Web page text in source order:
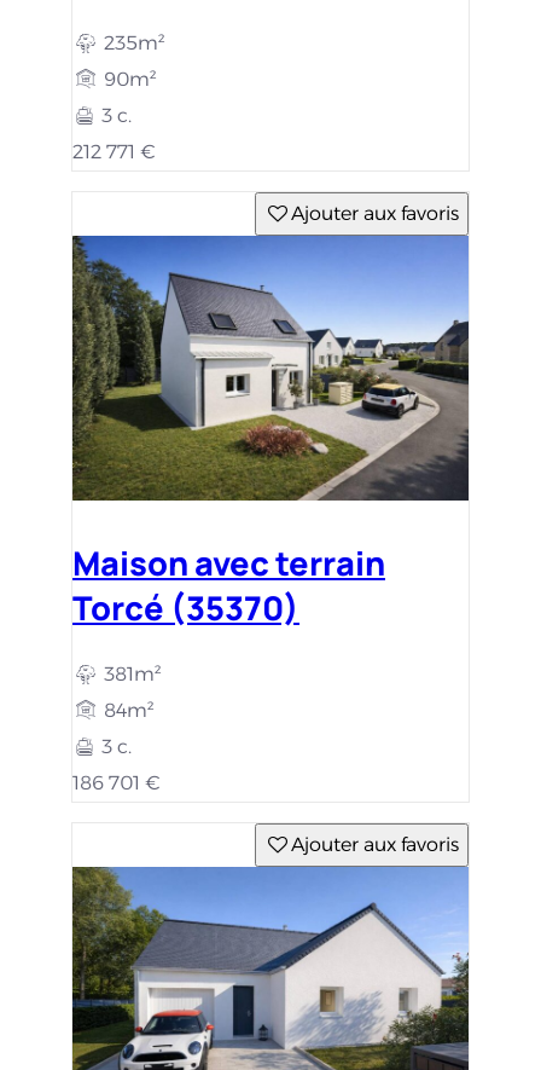
235m²
90m²
3 c.
212 771 €
Ajouter aux favoris
Maison avec terrain
Torcé (35370)
381m²
84m²
3 c.
186 701 €
Ajouter aux favoris